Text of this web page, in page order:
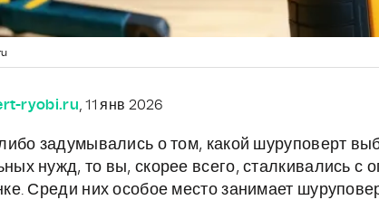
ryobi.ru, 11 янв 2026
задумывались о том, какой шуруповерт
нужд, то вы, скорее всего, сталкивались с
Среди них особое место занимает